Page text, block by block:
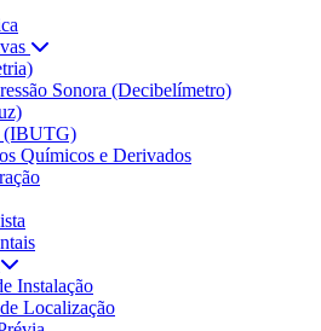
Sonora (Decibelímetro)
(IBUTG)
Químicos e Derivados
Instalação
Localização